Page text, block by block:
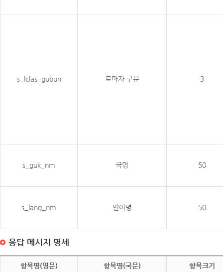
s_lclas_gubun 로마자 구분 3
s_guk_nm 국명 50
s_lang_nm 언어명 50
응답 메시지 명세
항목명(영문) 항목명(국문) 항목크기